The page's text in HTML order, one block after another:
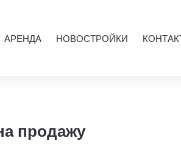
АРЕНДА НОВОСТРОЙКИ
продажу